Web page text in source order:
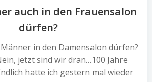
auch in den Frauensalon
dürfen?
in den Damensalon dürfen?
jetzt sind wir dran…100 Jahre
hatte ich gestern mal wieder